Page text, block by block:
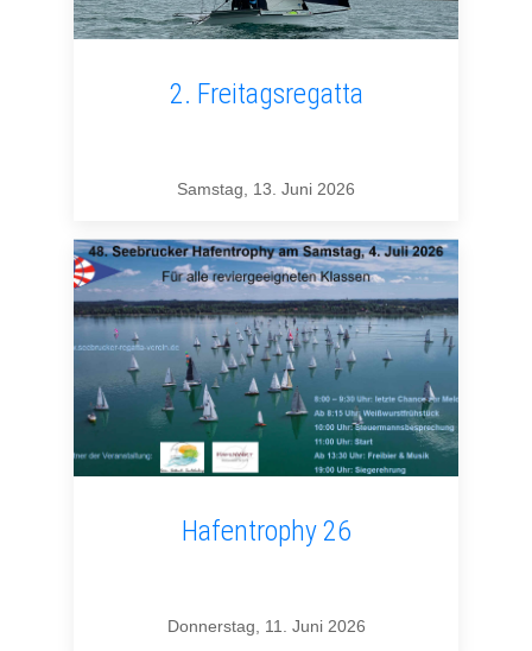
2. Freitagsregatta
Samstag, 13. Juni 2026
Hafentrophy 26
Donnerstag, 11. Juni 2026